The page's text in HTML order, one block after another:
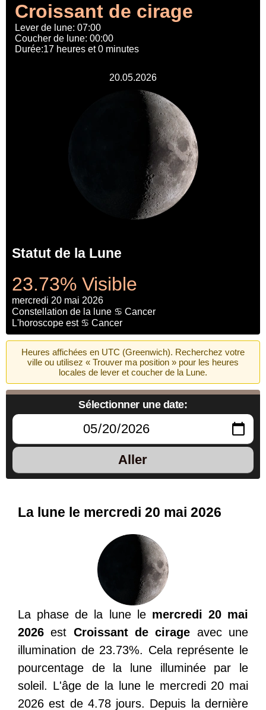
Croissant de cirage
Lever de lune: 07:00
Coucher de lune: 00:00
Durée:17 heures et 0 minutes
20.05.2026
Statut de la Lune
23.73% Visible
mercredi 20 mai 2026
Constellation de la lune ♋ Cancer
L'horoscope est ♋ Cancer
Heures affichées en UTC (Greenwich). Recherchez votre
ville ou utilisez « Trouver ma position » pour les heures
locales de lever et coucher de la Lune.
Sélectionner une date:
Aller
La lune le mercredi 20 mai 2026
La phase de la lune le mercredi 20 mai
2026 est Croissant de cirage avec une
illumination de 23.73%. Cela représente le
pourcentage de la lune illuminée par le
soleil. L'âge de la lune le mercredi 20 mai
2026 est de 4.78 jours. Depuis la dernière